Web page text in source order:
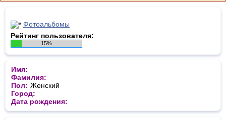
Фотоальбомы
Рейтинг пользователя:
15%
Имя:
Фамилия:
Пол: Женский
Город:
Дата рождения: